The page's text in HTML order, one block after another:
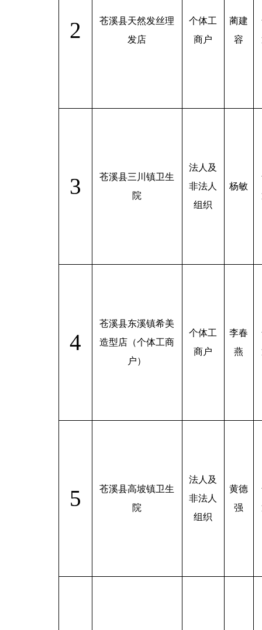
2
苍溪县天然发丝理
发店
个体工
商户
蔺建
容
3
苍溪县三川镇卫生
院
法人及
非法人
组织
杨敏
4
苍溪县东溪镇希美
造型店（个体工商
户）
个体工
商户
李春
燕
5
苍溪县高坡镇卫生
院
法人及
非法人
组织
黄德
强